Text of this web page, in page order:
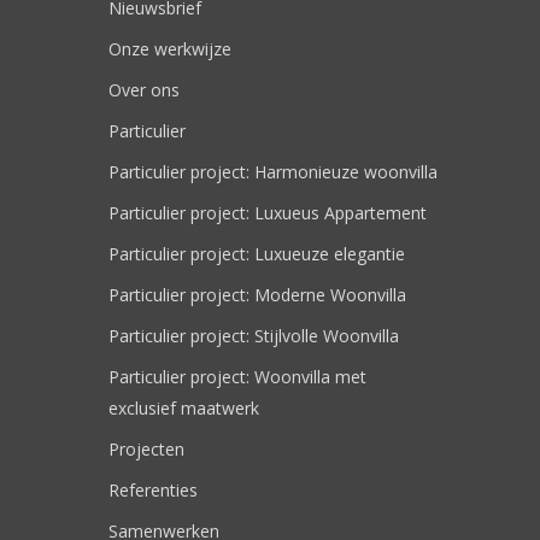
Nieuwsbrief
Onze werkwijze
Over ons
Particulier
Particulier project: Harmonieuze woonvilla
Particulier project: Luxueus Appartement
Particulier project: Luxueuze elegantie
Particulier project: Moderne Woonvilla
Particulier project: Stijlvolle Woonvilla
Particulier project: Woonvilla met
exclusief maatwerk
Projecten
Referenties
Samenwerken